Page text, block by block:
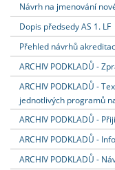
Návrh na jmenování
Dopis předsedy AS 1. LF
Přehled návrhů
ARCHIV PODKLADŮ -
ARCHIV PODKLADŮ -
jednotlivých programů
ARCHIV PODKLADŮ -
ARCHIV PODKLADŮ -
ARCHIV PODKLADŮ -